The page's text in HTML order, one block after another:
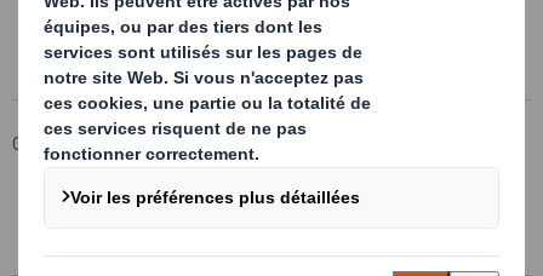
Plus d'infos
Groupe DS Smith
Produits & Services
Solutions d'emballage
Innovations packaging
Présentoirs / displays